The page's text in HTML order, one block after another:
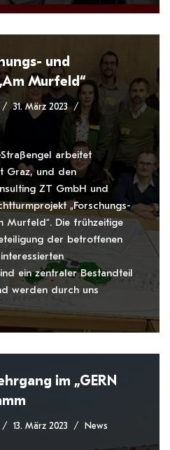
und
Murfeld“
31. März 2023
arbeitet
Graz, und den
ZT GmbH und
„Forschungs-
Murfeld“. Die frühzeitige
der betroffenen
ein zentraler Bestandteil
werden durch uns
im „GERN
13. März 2023 News